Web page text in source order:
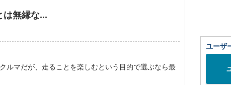
は無縁な...
ルマだが、走ることを楽しむという目的で選ぶなら最
ユーザ